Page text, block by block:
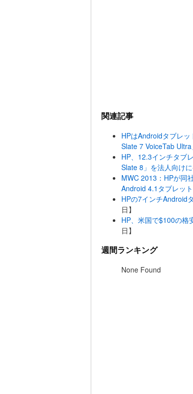
関連記事
HPはAndroidタブレ
Slate 7 VoiceTab
HP、12.3インチタブ
Slate 8」を法人向け
MWC 2013：HPが同
Android 4.1タブレッ
HPの7インチAndroid
日】
HP、米国で$100の格
日】
週間ランキング
None Found